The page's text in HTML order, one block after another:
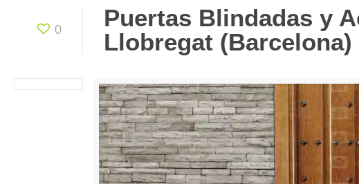
0
Puertas Blindadas y
Llobregat